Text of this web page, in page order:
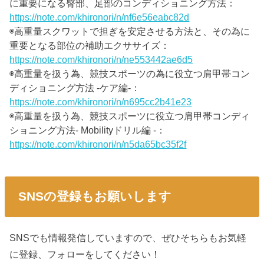
に重要になる臀部、足部のコンディショニング方法：
https://note.com/khironori/n/nf6e56eabc82d
◉高重量スクワットで担ぎを安定させる方法と、その為に
重要となる部位の補助エクササイズ：
https://note.com/khironori/n/ne553442ae6d5
◉高重量を扱う為、競技スポーツの為に役立つ肩甲帯コン
ディショニング方法 -ケア編-：
https://note.com/khironori/n/n695cc2b41e23
◉高重量を扱う為、競技スポーツに役立つ肩甲帯コンディ
ショニング方法- Mobilityドリル編 -：
https://note.com/khironori/n/n5da65bc35f2f
SNSの登録もお願いします
SNSでも情報発信していますので、ぜひそちらもお気軽
に登録、フォローをしてください！